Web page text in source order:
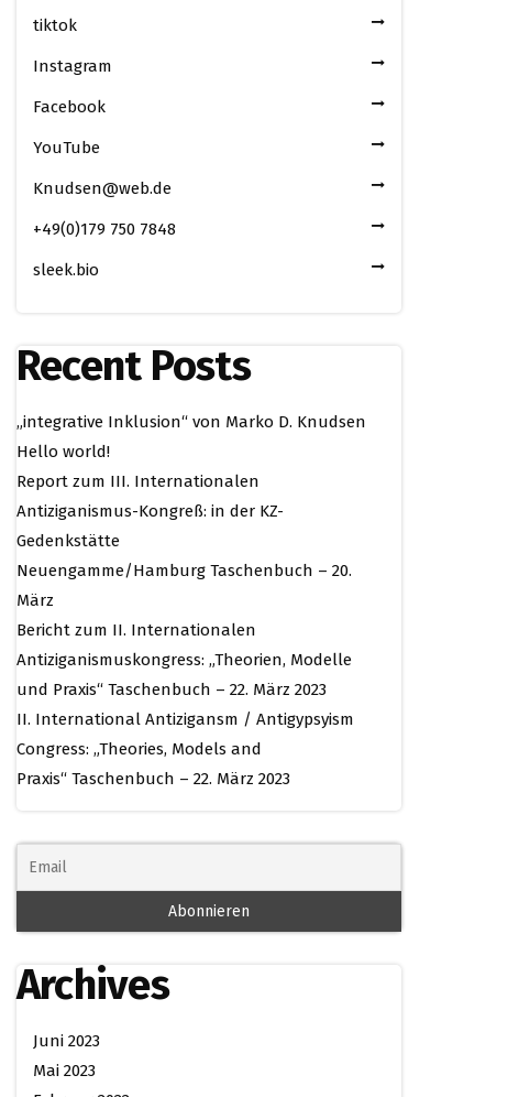
tiktok
Instagram
Facebook
YouTube
Knudsen@web.de
+49(0)179 750 7848
sleek.bio
Recent Posts
„integrative Inklusion“ von Marko D. Knudsen
Hello world!
Report zum III. Internationalen
Antiziganismus-Kongreß: in der KZ-
Gedenkstätte
Neuengamme/Hamburg Taschenbuch – 20.
März
Bericht zum II. Internationalen
Antiziganismuskongress: „Theorien, Modelle
und Praxis“ Taschenbuch – 22. März 2023
II. International Antizigansm / Antigypsyism
Congress: „Theories, Models and
Praxis“ Taschenbuch – 22. März 2023
Archives
Juni 2023
Mai 2023